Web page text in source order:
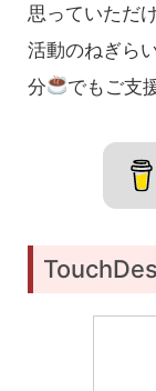
思っていただ
活動のねぎら
分
でもご支